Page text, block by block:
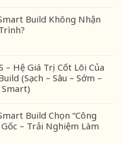
Build Không Nhận
– Hệ Giá Trị Cốt Lõi Của
(Sạch – Sâu – Sớm –
Smart)
Build Chọn “Công
– Trải Nghiệm Làm